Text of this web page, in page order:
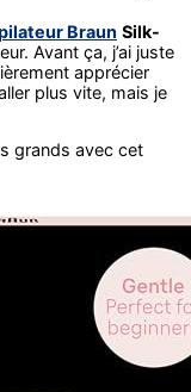
Braun Silk-
Avant ça, j’ai juste
apprécier
plus vite, mais je
grands avec cet